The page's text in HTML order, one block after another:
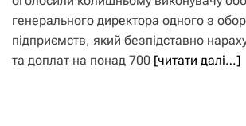
генерального директора одного з
підприємств, який безпідставно
та доплат на понад 700 [читати далі…]